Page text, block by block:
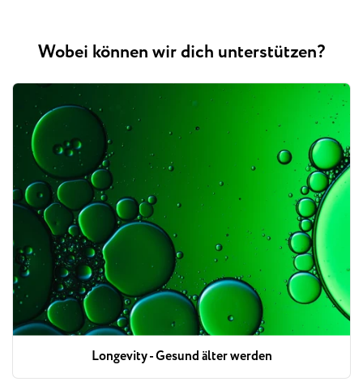
Wobei können wir dich unterstützen?
Longevity - Gesund älter werden